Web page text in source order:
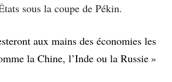
sous la coupe de Pékin.
aux mains des économies les
la Chine, l’Inde ou la Russie »